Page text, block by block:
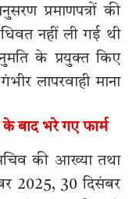
प्रमाणपत्रों की
नहीं ली गई थी
के प्रयुक्त किए
लापरवाही माना
के बाद भरे गए फार्म
की आख्या तथा
2025, 30 दिसंबर